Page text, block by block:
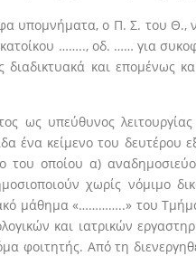
υπομνήματα, ο Π. Σ. του
…….., οδ. …… για
και επομένως
ως υπεύθυνος
ένα κείμενο του δευτέρου
του οποίου α)
χωρίς νόμιμο
μάθημα «…………..» του
και ιατρικών
φοιτητής. Από τη